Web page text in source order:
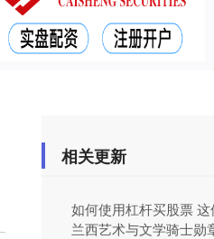
相关更新
如何使用杠杆买股票
兰西艺术与文学骑士勋